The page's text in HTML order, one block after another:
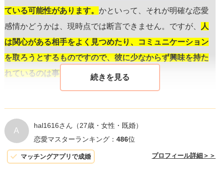
ている可能性があります。 かといって、それが明確な恋愛
感情かどうかは、現時点では断言できません。ですが、
人
は関心がある相手をよく見つめたり、コミュニケーション
を取ろうとするものですので、彼に少なからず興味を持た
れているのは事実
と捉えて良いでしょう。
を見る予定を立てながらもあなたを含めたく、コミュニケ
ーションを継続したいと感じている証かもしれません。た
だ、あなたの反応が軽い断りであったため、彼はあなたが
A
hal1616さん （27歳・女性・既婚）
恋愛マスターランキング： 486位
マッチングアプリで成婚 プロフィール詳細＞＞